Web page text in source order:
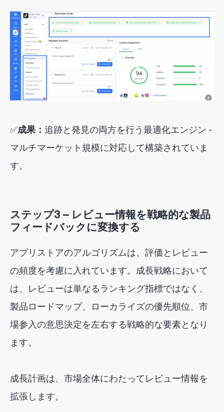
✅成果： 追跡と発見の両方を行う最適化エンジン -
マルチマーケット規模に対応して構築されていま
す。
ステップ3 — レビュー情報を戦略的な製品
フィードバックに変換する
アプリストアのアルゴリズムは、評価とレビュー
の頻度を考慮に入れています。成長戦略において
は、レビューは単なるランキング指標ではなく、
製品ロードマップ、ローカライズの優先順位、市
場参入の意思決定を左右する戦略的な要素となり
ます。
成長計画は、市場全体にわたってレビュー情報を
拡張します。